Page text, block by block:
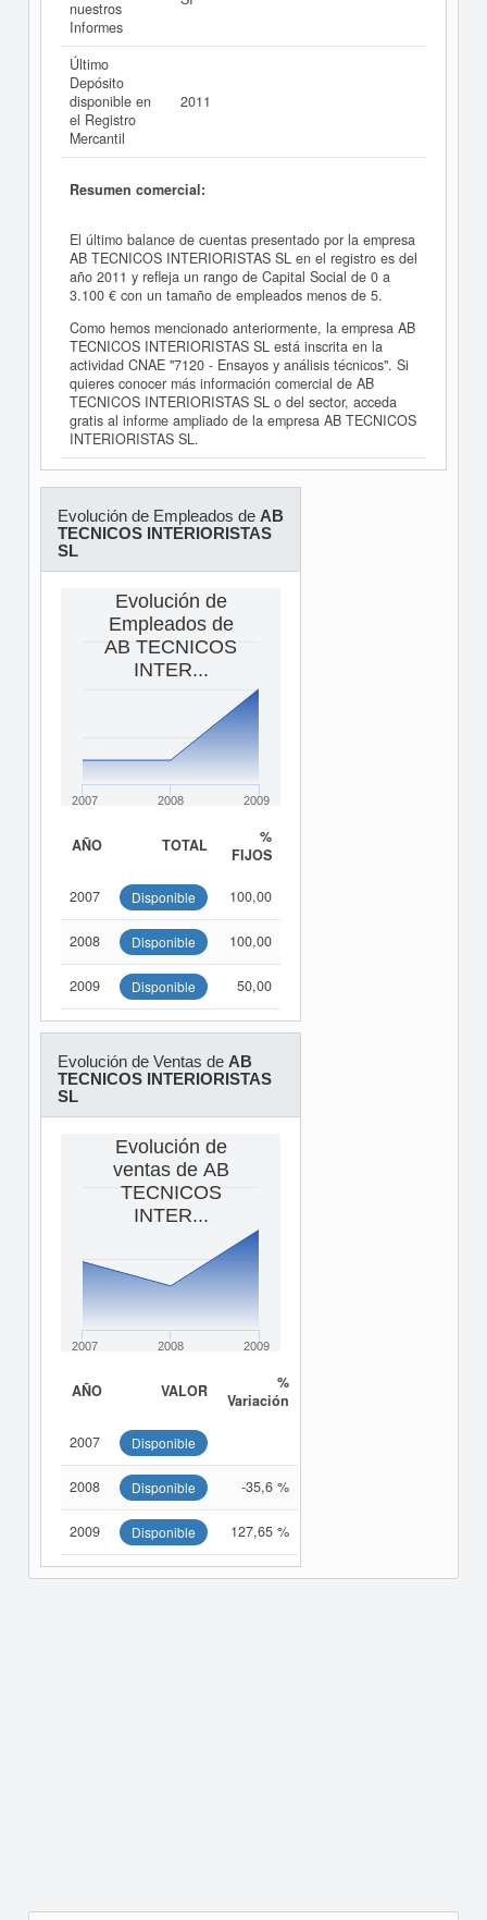
nuestros
Informes
Último
Depósito
disponible en
el Registro
Mercantil
2011
Resumen comercial:
El último balance de cuentas presentado por la empresa
AB TECNICOS INTERIORISTAS SL en el registro es del
año 2011 y refleja un rango de Capital Social de 0 a
3.100 € con un tamaño de empleados menos de 5.
Como hemos mencionado anteriormente, la empresa AB
TECNICOS INTERIORISTAS SL está inscrita en la
actividad CNAE "7120 - Ensayos y análisis técnicos". Si
quieres conocer más información comercial de AB
TECNICOS INTERIORISTAS SL o del sector, acceda
gratis al informe ampliado de la empresa AB TECNICOS
INTERIORISTAS SL.
Evolución de Empleados de AB
TECNICOS INTERIORISTAS
SL
Evolución de
Empleados de
AB TECNICOS
INTER...
2007 2008 2009
AÑO TOTAL
%
FIJOS
2007 Disponible 100,00
2008 Disponible 100,00
2009 Disponible 50,00
Evolución de Ventas de AB
TECNICOS INTERIORISTAS
SL
Evolución de
ventas de AB
TECNICOS
INTER...
2007 2008 2009
AÑO VALOR
%
Variación
2007 Disponible
2008 Disponible -35,6 %
2009 Disponible 127,65 %